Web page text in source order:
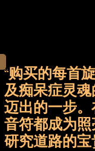
“购买的每首
及痴呆症灵
迈出的一步
音符都成为
研究道路的宝